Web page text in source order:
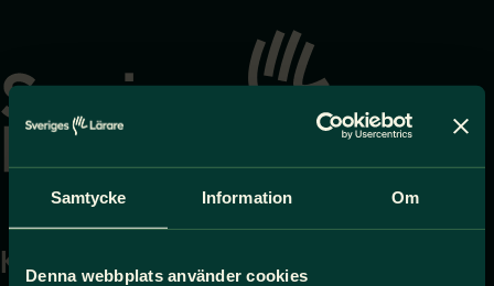
Samtycke Information Om
Denna webbplats använder cookies
startsidan
Kontakta Press